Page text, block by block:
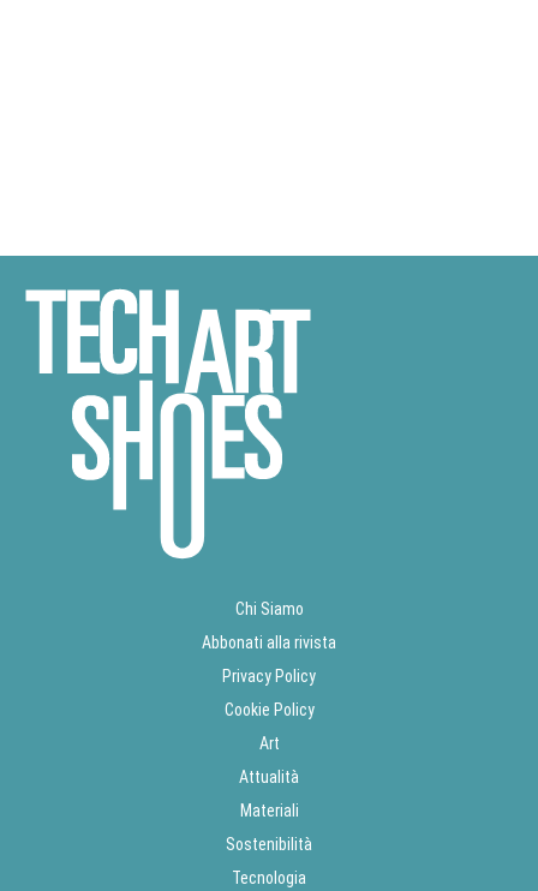
Chi Siamo
Abbonati alla rivista
Privacy Policy
Cookie Policy
Art
Attualità
Materiali
Sostenibilità
Tecnologia